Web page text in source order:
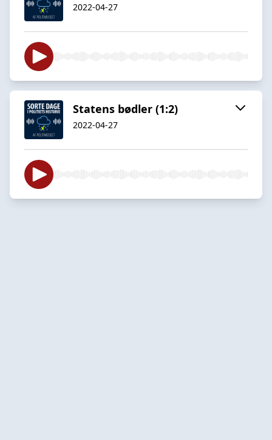
2022-04-27
Statens bødler (1:2)
2022-04-27